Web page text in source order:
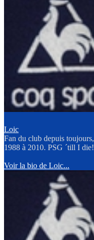
Loic
Fan du club depuis
1988 à 2010. PSG ´till I die!
Voir la bio de Loic...